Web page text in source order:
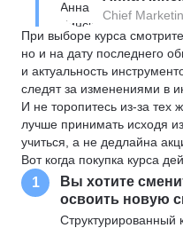
Chief
При выборе курса
но и на дату последнего
и актуальность
следят за изменениями в
И не торопитесь из-за тех
лучше принимать исходя
учиться, а не дедлайна
Вот когда покупка курса
1
Вы хотите
освоить новую
Структурированный